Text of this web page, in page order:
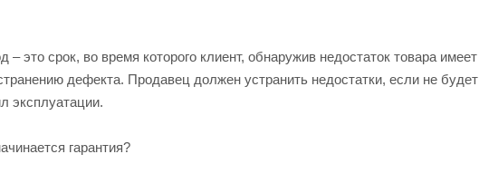
– это срок, во время которого клиент, обнаружив недостаток товара
дефекта. Продавец должен устранить недостатки, если не
эксплуатации.
гарантия?